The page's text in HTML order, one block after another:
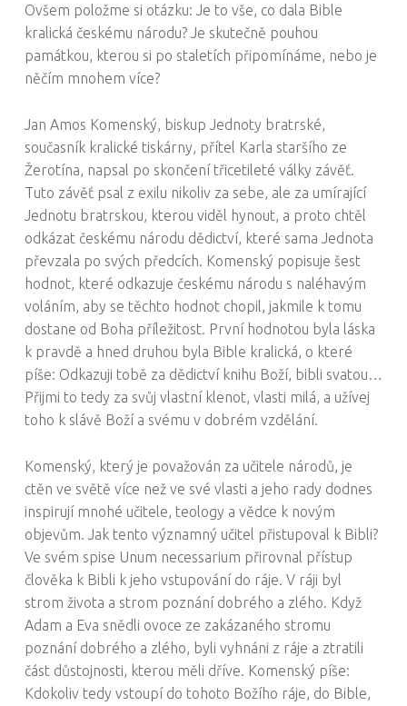
Ovšem položme si otázku: Je to vše, co dala Bible
kralická českému národu? Je skutečně pouhou
památkou, kterou si po staletích připomínáme, nebo je
něčím mnohem více?
Jan Amos Komenský, biskup Jednoty bratrské,
současník kralické tiskárny, přítel Karla staršího ze
Žerotína, napsal po skončení třicetileté války závěť.
Tuto závěť psal z exilu nikoliv za sebe, ale za umírající
Jednotu bratrskou, kterou viděl hynout, a proto chtěl
odkázat českému národu dědictví, které sama Jednota
převzala po svých předcích. Komenský popisuje šest
hodnot, které odkazuje českému národu s naléhavým
voláním, aby se těchto hodnot chopil, jakmile k tomu
dostane od Boha příležitost. První hodnotou byla láska
k pravdě a hned druhou byla Bible kralická, o které
píše: Odkazuji tobě za dědictví knihu Boží, bibli svatou…
Přijmi to tedy za svůj vlastní klenot, vlasti milá, a užívej
toho k slávě Boží a svému v dobrém vzdělání.
Komenský, který je považován za učitele národů, je
ctěn ve světě více než ve své vlasti a jeho rady dodnes
inspirují mnohé učitele, teology a vědce k novým
objevům. Jak tento významný učitel přistupoval k Bibli?
Ve svém spise Unum necessarium přirovnal přístup
člověka k Bibli k jeho vstupování do ráje. V ráji byl
strom života a strom poznání dobrého a zlého. Když
Adam a Eva snědli ovoce ze zakázaného stromu
poznání dobrého a zlého, byli vyhnáni z ráje a ztratili
část důstojnosti, kterou měli dříve. Komenský píše:
Kdokoliv tedy vstoupí do tohoto Božího ráje, do Bible,